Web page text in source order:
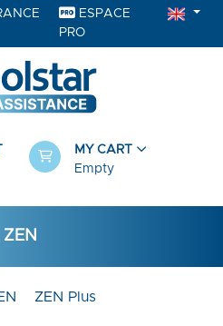
ESPACE
PRO
MY CART
Empty
ZEN
ZEN Plus